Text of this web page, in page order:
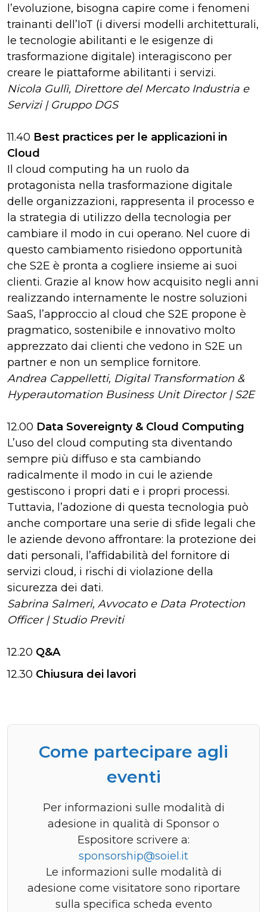
l’evoluzione, bisogna capire come i fenomeni
trainanti dell’IoT (i diversi modelli architetturali,
le tecnologie abilitanti e le esigenze di
trasformazione digitale) interagiscono per
creare le piattaforme abilitanti i servizi.
Nicola Gullì, Direttore del Mercato Industria e
Servizi | Gruppo DGS
11.40 Best practices per le applicazioni in
Cloud
Il cloud computing ha un ruolo da
protagonista nella trasformazione digitale
delle organizzazioni, rappresenta il processo e
la strategia di utilizzo della tecnologia per
cambiare il modo in cui operano. Nel cuore di
questo cambiamento risiedono opportunità
che S2E è pronta a cogliere insieme ai suoi
clienti. Grazie al know how acquisito negli anni
realizzando internamente le nostre soluzioni
SaaS, l’approccio al cloud che S2E propone è
pragmatico, sostenibile e innovativo molto
apprezzato dai clienti che vedono in S2E un
partner e non un semplice fornitore.
Andrea Cappelletti, Digital Transformation &
Hyperautomation Business Unit Director | S2E
12.00 Data Sovereignty & Cloud Computing
L’uso del cloud computing sta diventando
sempre più diffuso e sta cambiando
radicalmente il modo in cui le aziende
gestiscono i propri dati e i propri processi.
Tuttavia, l’adozione di questa tecnologia può
anche comportare una serie di sfide legali che
le aziende devono affrontare: la protezione dei
dati personali, l’affidabilità del fornitore di
servizi cloud, i rischi di violazione della
sicurezza dei dati.
Sabrina Salmeri, Avvocato e Data Protection
Officer | Studio Previti
12.20 Q&A
12.30 Chiusura dei lavori
Come partecipare agli
eventi
Per informazioni sulle modalità di
adesione in qualità di Sponsor o
Espositore scrivere a:
sponsorship@soiel.it
Le informazioni sulle modalità di
adesione come visitatore sono riportare
sulla specifica scheda evento